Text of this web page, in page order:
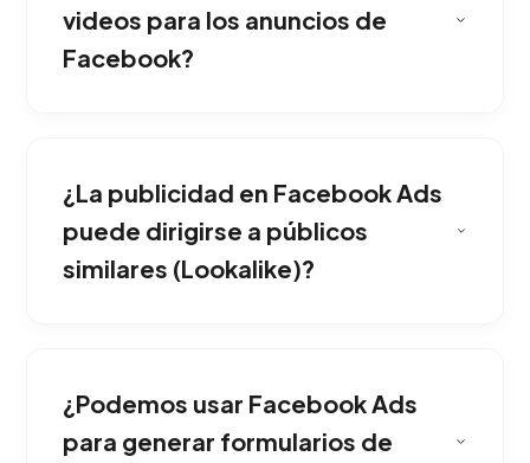
compradores perfilados.
videos para los anuncios de
Facebook?
audiencias similares (Lookalike) a quienes ya
te compran.
¿La publicidad en Facebook Ads
puede dirigirse a públicos
similares (Lookalike)?
estructurar piezas gráficas que detengan el
scroll del usuario de inmediato.
¿Podemos usar Facebook Ads
para generar formularios de